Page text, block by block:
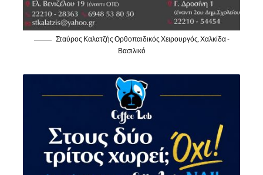
Σταύρος Καλατζής Ορθοπαιδικός Χειρουργός, Χαλκίδα -
Βασιλικό